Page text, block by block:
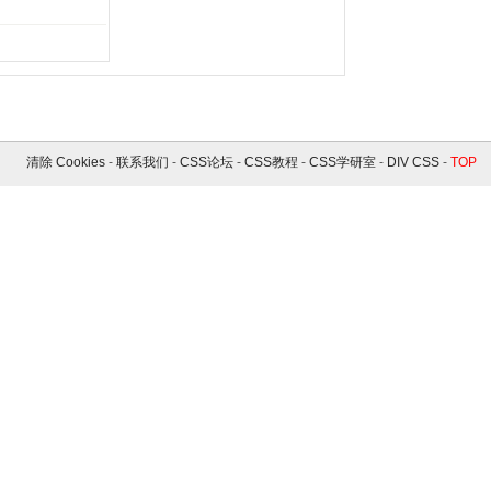
清除 Cookies- 联系我们 - CSS论坛- CSS教程 - CSS学研室- DIV CSS- TOP